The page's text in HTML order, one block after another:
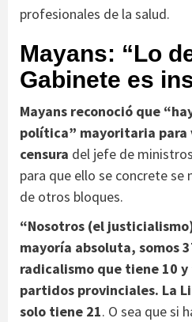
profesionales de la salud.
Mayans: “Lo
Gabinete es
Mayans reconoció que
política” mayoritaria para
censura del jefe de
para que ello se concrete se
de otros bloques.
“Nosotros (el
mayoría absoluta, somos
radicalismo que tiene 10
partidos provinciales. La
solo tiene 21. O sea que si